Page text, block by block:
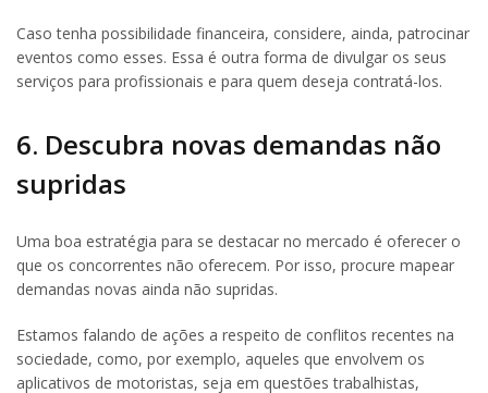
Caso tenha possibilidade financeira, considere, ainda, patrocinar
eventos como esses. Essa é outra forma de divulgar os seus
serviços para profissionais e para quem deseja contratá-los.
6. Descubra novas demandas não
supridas
Uma boa estratégia para se destacar no mercado é oferecer o
que os concorrentes não oferecem. Por isso, procure mapear
demandas novas ainda não supridas.
Estamos falando de ações a respeito de conflitos recentes na
sociedade, como, por exemplo, aqueles que envolvem os
aplicativos de motoristas, seja em questões trabalhistas,